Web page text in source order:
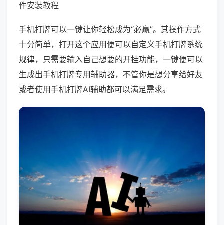
件安装教程
手机打牌可以一键让你轻松成为“必赢”。其操作方式
十分简单，打开这个应用便可以自定义手机打牌系统
规律，只需要输入自己想要的开挂功能，一键便可以
生成出手机打牌专用辅助器，不管你是想分享给好友
或者使用手机打牌AI辅助都可以满足需求。